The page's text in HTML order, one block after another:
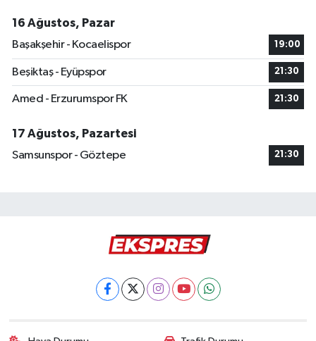
16 Ağustos, Pazar
Başakşehir - Kocaelispor
19:00
Beşiktaş - Eyüpspor 21:30
Amed - Erzurumspor FK 21:30
17 Ağustos, Pazartesi
Samsunspor - Göztepe
21:30